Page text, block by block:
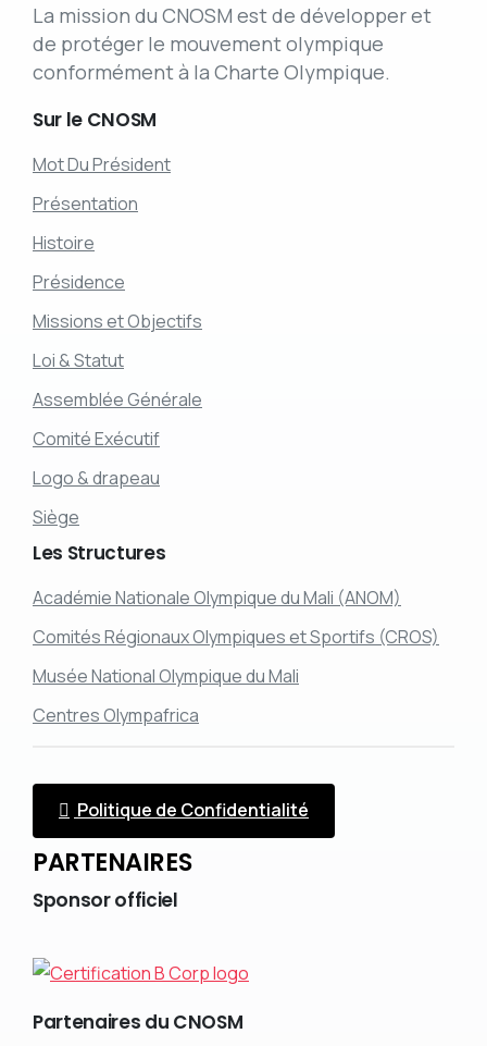
La mission du CNOSM est de développer et
de protéger le mouvement olympique
conformément à la Charte Olympique.
Sur le CNOSM
Mot Du Président
Présentation
Histoire
Présidence
Missions et Objectifs
Loi & Statut
Assemblée Générale
Comité Exécutif
Logo & drapeau
Siège
Les Structures
Académie Nationale Olympique du Mali (ANOM)
Comités Régionaux Olympiques et Sportifs (CROS)
Musée National Olympique du Mali
Centres Olympafrica
Politique de Confidentialité
PARTENAIRES
Sponsorofficiel
Partenaires du CNOSM